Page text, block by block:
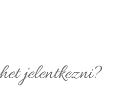
jelentkezni?